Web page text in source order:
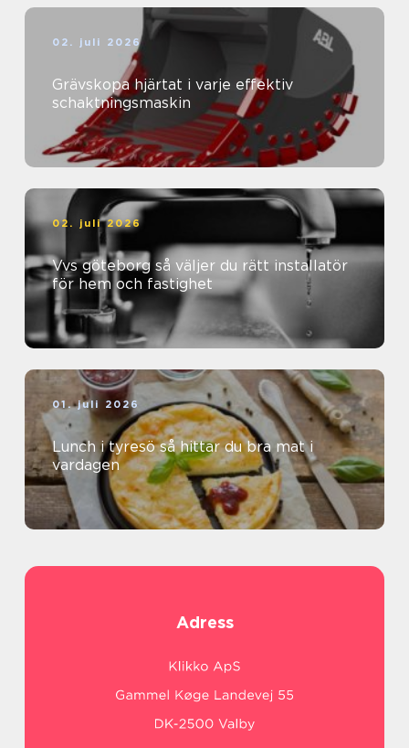
02. juli 2026
Grävskopa hjärtat i varje effektiv
schaktningsmaskin
02. juli 2026
Vvs göteborg så väljer du rätt installatör
för hem och fastighet
01. juli 2026
Lunch i tyresö så hittar du bra mat i
vardagen
Adress